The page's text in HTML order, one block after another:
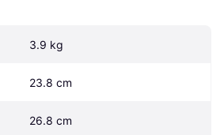
3.9 kg
23.8 cm
26.8 cm